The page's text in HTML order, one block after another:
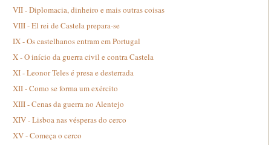
VII - Diplomacia, dinheiro e mais outras coisas
VIII - El rei de Castela prepara-se
IX - Os castelhanos entram em Portugal
X - O início da guerra civil e contra Castela
XI - Leonor Teles é presa e desterrada
XII - Como se forma um exército
XIII - Cenas da guerra no Alentejo
XIV - Lisboa nas vésperas do cerco
XV - Começa o cerco